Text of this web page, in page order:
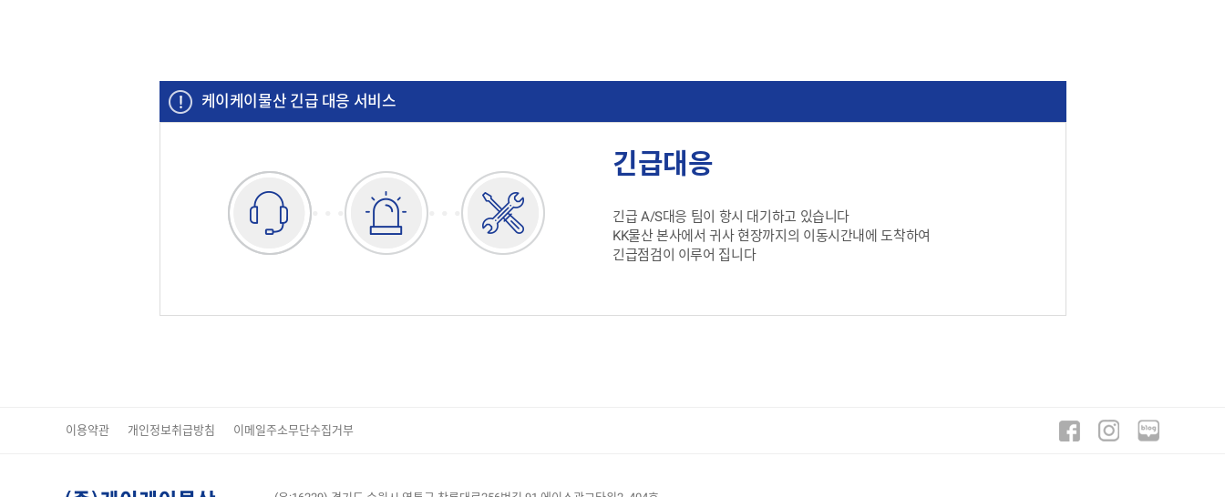
케이케이물산 긴급 대응 서비스
긴급대응
긴급 A/S대응 팀이 항시 대기하고 있습니다
KK물산 본사에서 귀사 현장까지의 이동시간내에 도착하여
긴급점검이 이루어 집니다
이용약관 개인정보취급방침 이메일주소무단수집거부